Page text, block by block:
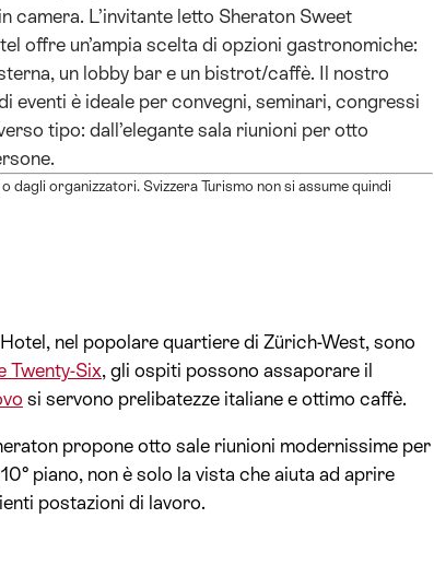
L’invitante letto Sheraton Sweet
offre un’ampia scelta di opzioni gastronomiche:
un lobby bar e un bistrot/caffè. Il nostro
eventi è ideale per convegni, seminari, congressi
tipo: dall’elegante sala riunioni per otto
organizzatori. Svizzera Turismo non si assume quindi
nel popolare quartiere di Zürich-West, sono
Twenty-Six, gli ospiti possono assaporare il
si servono prelibatezze italiane e ottimo caffè.
propone otto sale riunioni modernissime per
piano, non è solo la vista che aiuta ad aprire
postazioni di lavoro.